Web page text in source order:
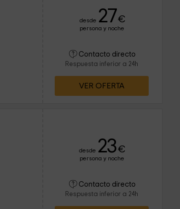
desde 27€
persona y noche
Contacto directo
Respuesta inferior a 24h
VER OFERTA
desde 23€
persona y noche
Contacto directo
Respuesta inferior a 24h